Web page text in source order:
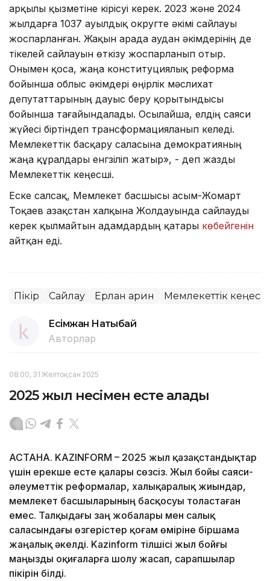
арқылы қызметіне кірісуі керек. 2023 және 2024
жылдарға 1037 ауылдық округте әкімі сайлауы
жоспарланған. Жақын арада аудан әкімдерінің де
тікелей сайлауын өткізу жоспарланып отыр.
Онымен қоса, жаңа конституциялық реформа
бойынша облыс әкімдері өңірлік мәслихат
депутаттарының дауыс беру қорытындысы
бойынша тағайындалады. Осылайша, елдің саяси
жүйесі біртіндеп трансформацияланып келеді.
Мемлекеттік басқару саласына демократияның
жаңа құралдары енгзіліп жатыр», - деп жазды
Мемлекеттік кеңесші.
Еске салсақ, Мемлекет басшысы Қасым-Жомарт
Тоқаев Қазақстан халқына Жолдауында сайлауды
керек қылмайтын адамдардың қатары көбейгенін
айтқан еді.
Пікір Сайлау Ерлан Қарин Мемлекеттік
Есімжан Нақтыбай
Авторлар
08:00, 31 Желтоқсан 2025
2025 жыл несімен есте қалады
АСТАНА. KAZINFORM – 2025 жыл қазақстандықтар
үшін ерекше есте қалары сөзсіз. Жыл бойы саяси-
әлеуметтік реформалар, халықаралық жиындар,
мемлекет басшыларының басқосуы толастаған
емес. Талқыдағы заң жобалары мен салық
саласындағы өзгерістер қоғам өміріне біршама
жаңалық әкелді. Kazinform тілшісі жыл бойғы
маңызды оқиғаларға шолу жасап, сарапшылар
пікірін білді.